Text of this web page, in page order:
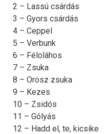
2 – Lassú csárdás
3 – Gyors csárdás
4 – Ceppel
5 – Verbunk
6 – Féloláhos
7 – Zsuka
8 – Orosz zsuka
9 – Kezes
10 – Zsidós
11 – Gólyás
12 – Hadd el, te, kicsike